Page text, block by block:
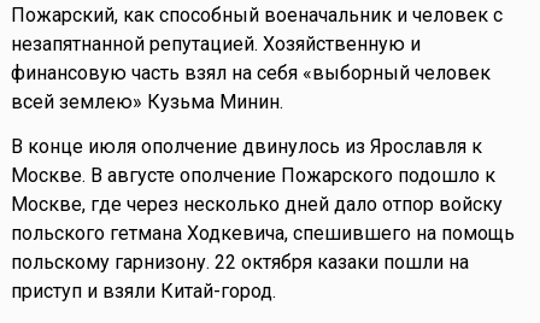
Пожарский, как способный военачальник и человек с
незапятнанной репутацией. Хозяйственную и
финансовую часть взял на себя «выборный человек
всей землею» Кузьма Минин.
В конце июля ополчение двинулось из Ярославля к
Москве. В августе ополчение Пожарского подошло к
Москве, где через несколько дней дало отпор войску
польского гетмана Ходкевича, спешившего на помощь
польскому гарнизону. 22 октября казаки пошли на
приступ и взяли Китай-город.